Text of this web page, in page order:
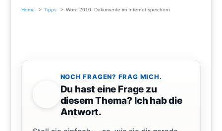
Home Tipps Word 2010: Dokumente im Internet speichern
NOCH FRAGEN? FRAG MICH.
Du hast eine Frage zu
diesem Thema? Ich hab die
Antwort.